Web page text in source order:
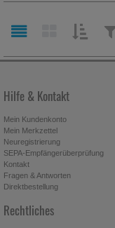
Hilfe & Kontakt
Mein Kundenkonto
Mein Merkzettel
Neuregistrierung
SEPA-Empfängerüberprüfung
Kontakt
Fragen & Antworten
Direktbestellung
Rechtliches